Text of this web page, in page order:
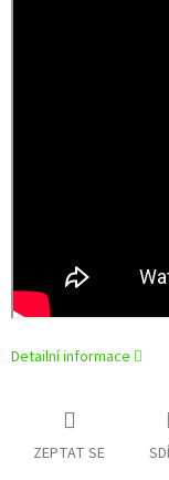
Detailní informace
ZEPTAT SE